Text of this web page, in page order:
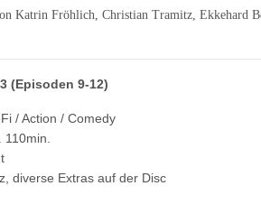
Katrin Fröhlich, Christian Tramitz, Ekkehard
(Episoden 9-12)
/ Action / Comedy
110min.
diverse Extras auf der Disc